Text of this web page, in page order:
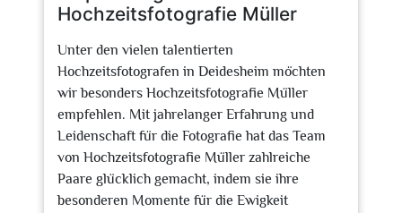
Hochzeitsfotografie Müller
Unter den vielen talentierten
Hochzeitsfotografen in Deidesheim möchten
wir besonders Hochzeitsfotografie Müller
empfehlen. Mit jahrelanger Erfahrung und
Leidenschaft für die Fotografie hat das Team
von Hochzeitsfotografie Müller zahlreiche
Paare glücklich gemacht, indem sie ihre
besonderen Momente für die Ewigkeit